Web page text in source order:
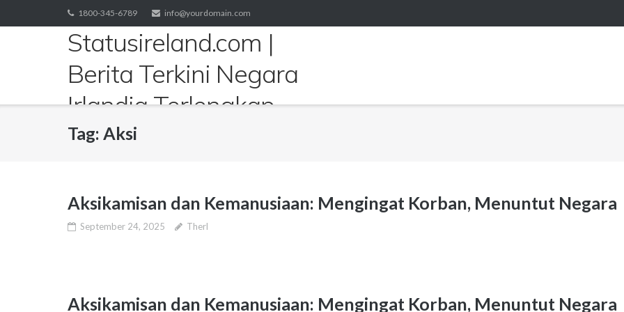
to
1800-345-6789 info@yourdomain.com
Statusireland.com |
Berita Terkini Negara
Irlandia Terlengkap
Tag: Aksi
Aksikamisan dan Kemanusiaan: Mengingat Korban, Menuntut Negara
September 24, 2025 Therl
Aksikamisan dan Kemanusiaan: Mengingat Korban, Menuntut Negara